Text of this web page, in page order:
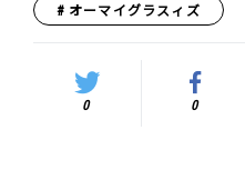
オーマイグラスィズ
0 0